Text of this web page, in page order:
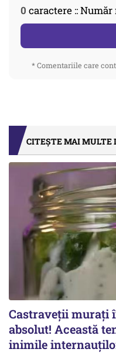
0 caractere ::
* Comentariile care
CITEȘTE MAI MULTE
Castraveții murați
absolut! Această
inimile